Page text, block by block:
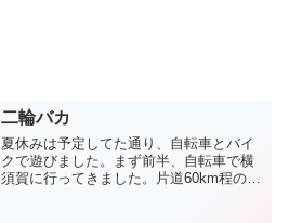
二輪バカ
夏休みは予定してた通り、自転車とバイ
クで遊びました。まず前半、自転車で横
須賀に行ってきました。片道60km程のサ